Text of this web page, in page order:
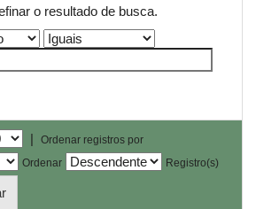
o resultado de busca.
|
Ordenar registros por
Ordenar
Registro(s)